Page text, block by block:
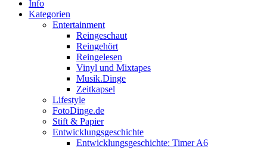
Info
Kategorien
Entertainment
Reingeschaut
Reingehört
Reingelesen
Vinyl und Mixtapes
Musik.Dinge
Zeitkapsel
Lifestyle
FotoDinge.de
Stift & Papier
Entwicklungsgeschichte
Entwicklungsgeschichte: Timer A6